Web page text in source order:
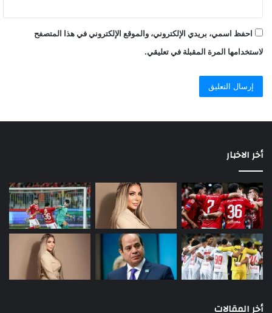
احفظ اسمي، بريدي الإلكتروني، والموقع الإلكتروني في هذا المتصفح
لاستخدامها المرة المقبلة في تعليقي.
أخر الاخبار
أخر المقالات